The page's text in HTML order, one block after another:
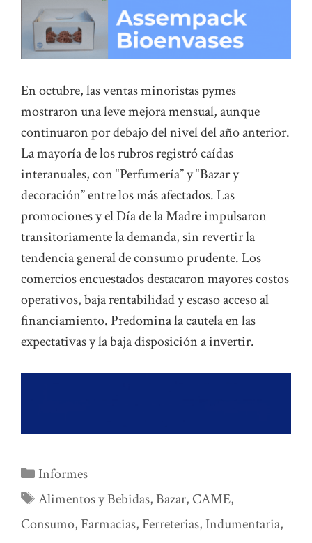
En octubre, las ventas minoristas pymes
mostraron una leve mejora mensual, aunque
continuaron por debajo del nivel del año anterior.
La mayoría de los rubros registró caídas
interanuales, con “Perfumería” y “Bazar y
decoración” entre los más afectados. Las
promociones y el Día de la Madre impulsaron
transitoriamente la demanda, sin revertir la
tendencia general de consumo prudente. Los
comercios encuestados destacaron mayores costos
operativos, baja rentabilidad y escaso acceso al
financiamiento. Predomina la cautela en las
expectativas y la baja disposición a invertir.
Categorías
Informes
Etiquetas
Alimentos y Bebidas,Bazar, CAME,
Consumo, Farmacias, Ferreterias, Indumentaria,